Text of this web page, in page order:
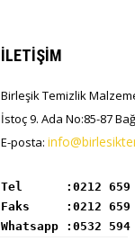
İLETİŞİM
Birleşik Temizlik
İstoç 9. Ada No:85-87
E-posta:
Tel      :
Whatsapp :0532